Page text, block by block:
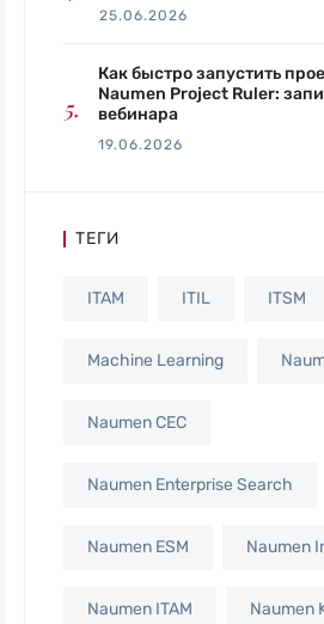
25.06.2026
Как быстро запустить
Naumen Project Ruler:
вебинара
19.06.2026
ТЕГИ
ITAM ITIL ITSM
Machine Learning
Naumen CEC
Naumen Enterprise Search
Naumen ESM Naumen
Naumen ITAM Naumen